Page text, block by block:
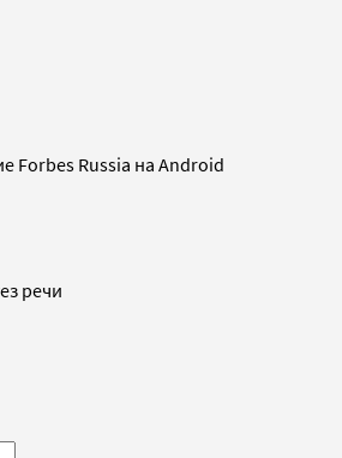
Forbes Russia на Android
речи